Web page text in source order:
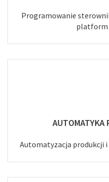
Programowanie
platform
AUTOMATYKA
Automatyzacja produkcji i